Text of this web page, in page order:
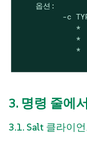
    옵션:
-c
*
*
*
3. 명령 줄에
3.1. Salt 클라이